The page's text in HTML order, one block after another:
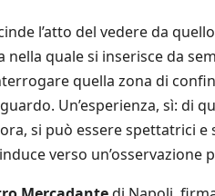
l’atto del vedere da
quale si inserisce da
quella zona di
Un’esperienza, sì: di
si può essere spettatrici
verso un’osservazione